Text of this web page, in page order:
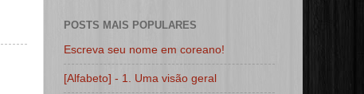
POSTS MAIS POPULARES
Escreva seu nome em coreano!
[Alfabeto] - 1. Uma visão geral